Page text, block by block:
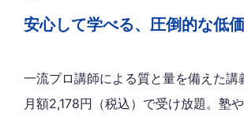
安心して学べる、圧倒的な低価
一流プロ講師による質と量を備えた講
月額2,178円（税込）で受け放題。塾